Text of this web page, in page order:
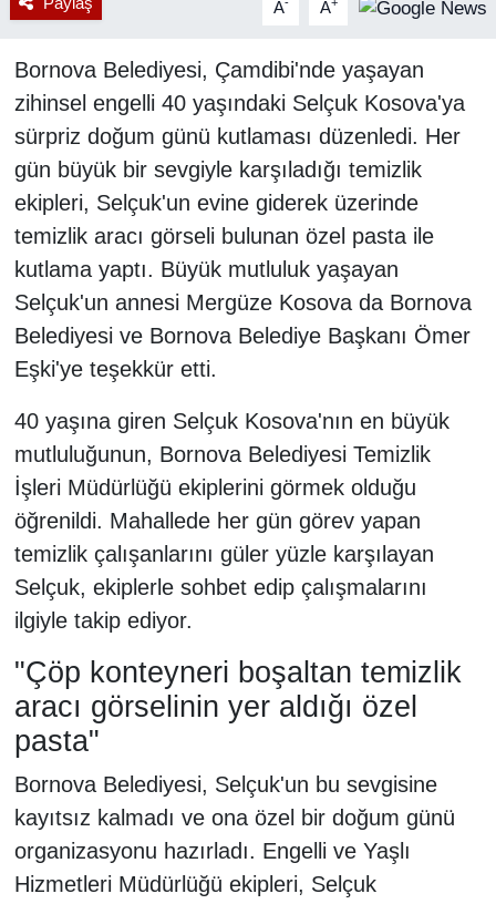
A- A+
Bornova Belediyesi, Çamdibi'nde yaşayan
zihinsel engelli 40 yaşındaki Selçuk Kosova'ya
sürpriz doğum günü kutlaması düzenledi. Her
gün büyük bir sevgiyle karşıladığı temizlik
ekipleri, Selçuk'un evine giderek üzerinde
temizlik aracı görseli bulunan özel pasta ile
kutlama yaptı. Büyük mutluluk yaşayan
Selçuk'un annesi Mergüze Kosova da Bornova
Belediyesi ve Bornova Belediye Başkanı Ömer
Eşki'ye teşekkür etti.
40 yaşına giren Selçuk Kosova'nın en büyük
mutluluğunun, Bornova Belediyesi Temizlik
İşleri Müdürlüğü ekiplerini görmek olduğu
öğrenildi. Mahallede her gün görev yapan
temizlik çalışanlarını güler yüzle karşılayan
Selçuk, ekiplerle sohbet edip çalışmalarını
ilgiyle takip ediyor.
"Çöp konteyneri boşaltan temizlik
aracı görselinin yer aldığı özel
pasta"
Bornova Belediyesi, Selçuk'un bu sevgisine
kayıtsız kalmadı ve ona özel bir doğum günü
organizasyonu hazırladı. Engelli ve Yaşlı
Hizmetleri Müdürlüğü ekipleri, Selçuk